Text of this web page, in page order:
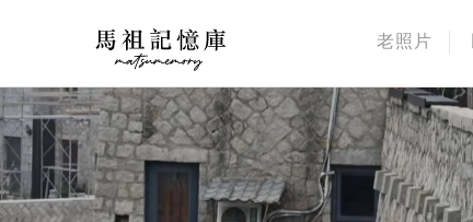
老照片